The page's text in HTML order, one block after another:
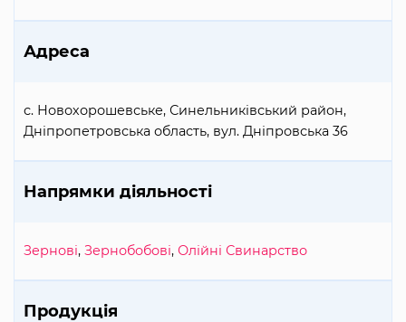
Адреса
с. Новохорошевське, Синельниківський район,
Дніпропетровська область, вул. Дніпровська 36
Напрямки діяльності
Зернові, Зернобобові, Олійні Свинарство
Продукція